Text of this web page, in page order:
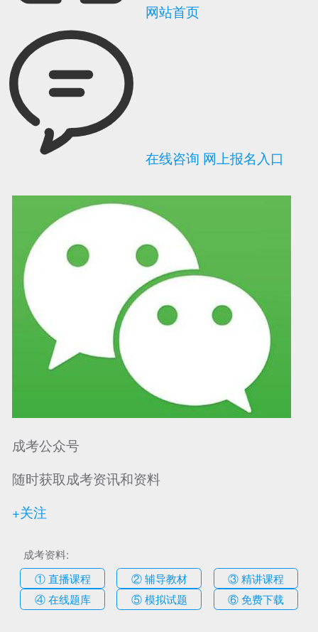
可信网站信用评 网络警察提醒你 诚信网站
网站首页
在线咨询 网上报名入口
成考公众号
随时获取成考资讯和资料
+关注
成考资料:
① 直播课程
② 辅导教材
③ 精讲课程
④ 在线题库
⑤ 模拟试题 ⑥ 免费下载